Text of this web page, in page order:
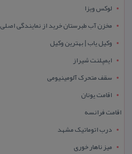
لوکس ویزا
مخزن آب طبرستان خرید از نمایندگی اصلی
وکیل یاب | بهترین وکیل
ایمپلنت شیراز
سقف متحرک آلومینیومی
اقامت یونان
اقامت فرانسه
درب اتوماتیک مشهد
میز ناهار خوری